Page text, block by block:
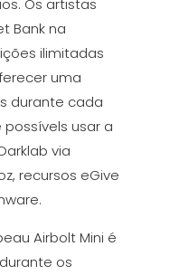
Os artistas
Bank na
ilimitadas
uma
durante cada
possívels usar a
via
recursos eGive
Airbolt Mini é
os